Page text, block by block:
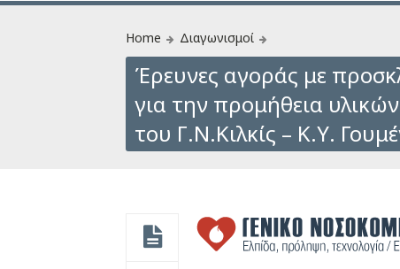
Home Διαγωνισμοί
Έρευνες αγοράς με
για την προμήθεια
του Γ.Ν.Kιλκίς – Κ.Υ.